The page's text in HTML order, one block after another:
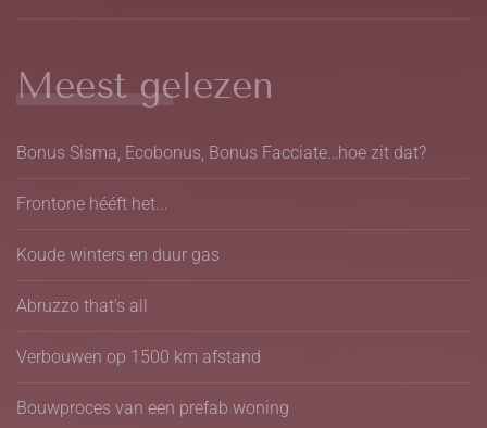
Meest gelezen
Bonus Sisma, Ecobonus, Bonus Facciate…hoe zit dat?
Frontone hééft het...
Koude winters en duur gas
Abruzzo that's all
Verbouwen op 1500 km afstand
Bouwproces van een prefab woning